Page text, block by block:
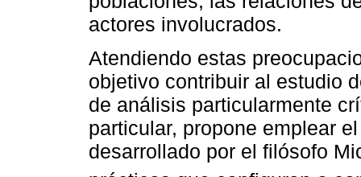
actores involucrados.
Atendiendo estas
objetivo contribuir al estudio
de análisis particularmente
particular, propone emplear
desarrollado por el filósofo